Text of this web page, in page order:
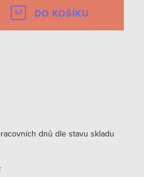
DO KOŠÍKU
dnů dle stavu skladu